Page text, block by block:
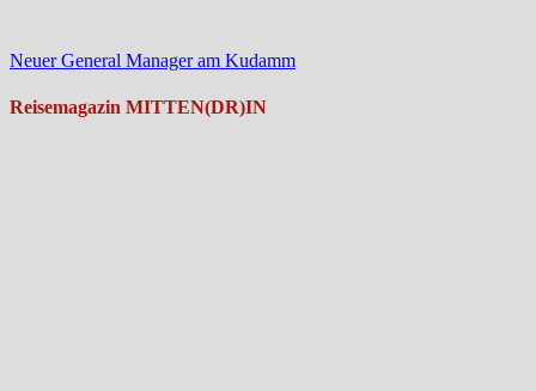
Neuer General Manager am Kudamm
Reisemagazin MITTEN(DR)IN